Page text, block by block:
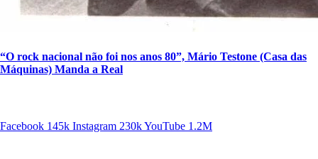
“O rock nacional não foi nos anos 80”, Mário Testone (Casa das
Máquinas) Manda a Real
Facebook 145k Instagram 230kYouTube 1.2M